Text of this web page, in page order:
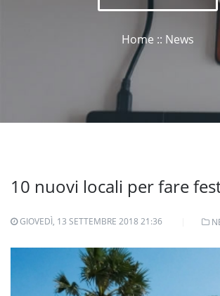
Home :: News
10 nuovi locali per fare
GIOVEDÌ, 13 SETTEMBRE 2018 21:36